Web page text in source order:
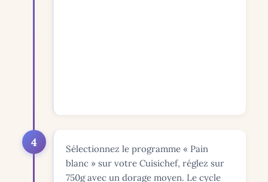
4
Sélectionnez le programme « Pain
blanc » sur votre Cuisichef, réglez sur
750g avec un dorage moyen. Le cycle